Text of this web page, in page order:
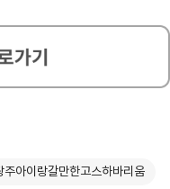
아이랑갈만한고스하바리움